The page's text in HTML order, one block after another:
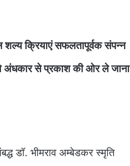
शल्य क्रियाएं सफलतापूर्वक संपन्न
अंधकार से प्रकाश की ओर ले जाना
डॉ. भीमराव अम्बेडकर स्मृति